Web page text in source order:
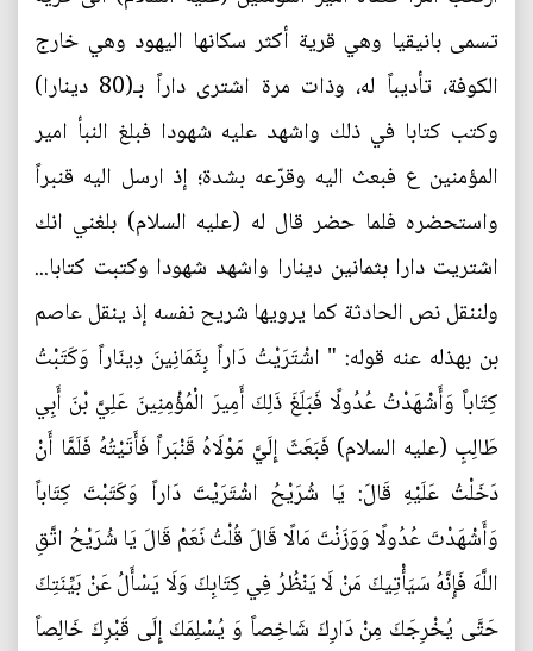
تسمى بانيقيا وهي قرية أكثر سكانها اليهود وهي خارج
الكوفة، تأديباً له، وذات مرة اشترى داراً بـ(80 دينارا)
وكتب كتابا في ذلك واشهد عليه شهودا فبلغ النبأ امير
المؤمنين ع فبعث اليه وقرّعه بشدة؛ إذ ارسل اليه قنبراً
واستحضره فلما حضر قال له (عليه السلام) بلغني انك
اشتريت دارا بثمانين دينارا واشهد شهودا وكتبت كتابا...
ولننقل نص الحادثة كما يرويها شريح نفسه إذ ينقل عاصم
بن بهذله عنه قوله: " اشْتَرَيْتُ دَاراً بِثَمَانِينَ دِينَاراً وَكَتَبْتُ
كِتَاباً وَأَشْهَدْتُ عُدُولًا فَبَلَغَ ذَلِكَ أَمِيرَ الْمُؤْمِنِينَ عَلِيَّ بْنَ أَبِي
طَالِبٍ (عليه السلام) فَبَعَثَ إِلَيَّ مَوْلَاهُ قَنْبَراً فَأَتَيْتُهُ فَلَمَّا أَنْ
دَخَلْتُ عَلَيْهِ قَالَ: يَا شُرَيْحُ اشْتَرَيْتَ دَاراً وَكَتَبْتَ كِتَاباً
وَأَشْهَدْتَ عُدُولًا وَوَزَنْتَ مَالًا قَالَ قُلْتُ نَعَمْ قَالَ يَا شُرَيْحُ اتَّقِ
اللَّهَ فَإِنَّهُ سَيَأْتِيكَ مَنْ لَا يَنْظُرُ فِي كِتَابِكَ وَلَا يَسْأَلُ عَنْ بَيِّنَتِكَ
حَتَّى يُخْرِجَكَ مِنْ دَارِكَ شَاخِصاً وَ يُسْلِمَكَ إِلَى قَبْرِكَ خَالِصاً